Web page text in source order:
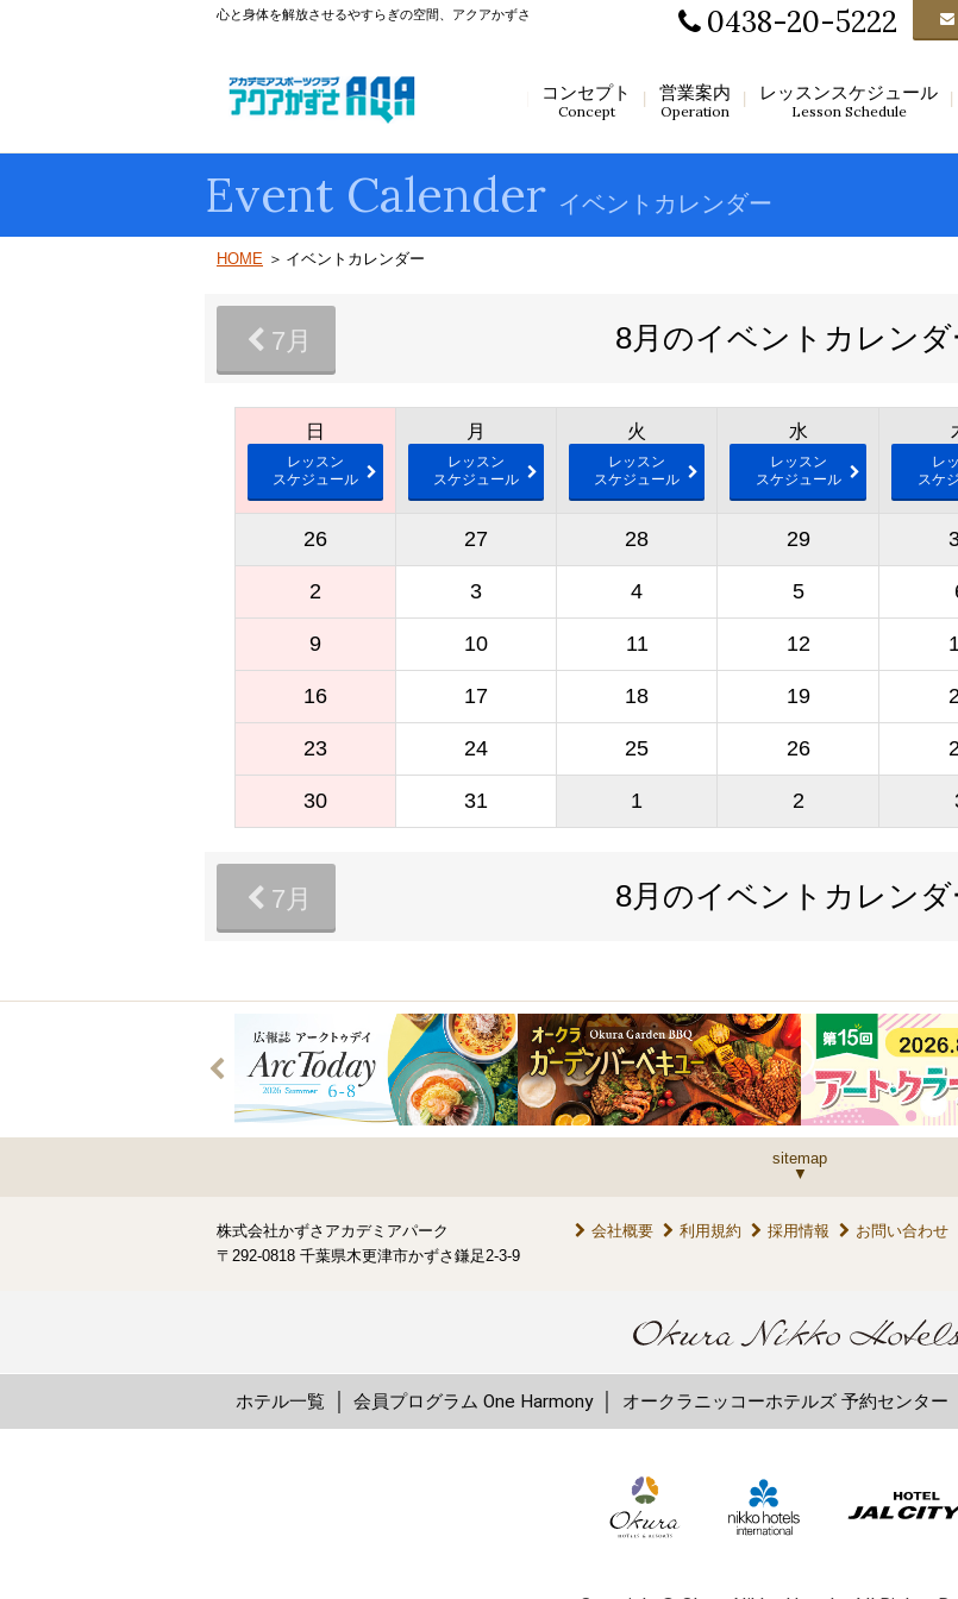
心と身体を解放させるやすらぎの空間、アクアかずさ 0438-20-5222
コンセプト
Concept
営業案内
Operation
レッスンスケジュール
Lesson Schedule
Event Calender イベントカレンダー
HOME イベントカレンダー
7月 8月のイベントカレンダ
日
レッスン
スケジュール
月
レッスン
スケジュール
火
レッスン
スケジュール
水
レッスン
スケジュール
レ
スケ
26 27 28 29
2 3 4 5
9 10 11 12
16 17 18 19
23 24 25 26
30 31 1 2
7月 8月のイベントカレンダ
sitemap
株式会社かずさアカデミアパーク
〒292-0818 千葉県木更津市かずさ鎌足2-3-9
会社概要 利用規約 採用情報 お問い合わせ
ホテル一覧 会員プログラム One Harmony オークラニッコーホテルズ 予約センター